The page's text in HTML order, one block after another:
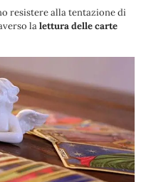
resistere alla tentazione di
lalettura delle carte